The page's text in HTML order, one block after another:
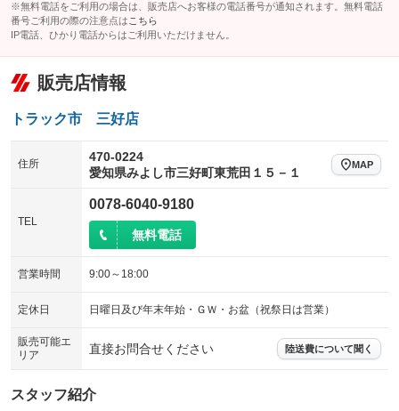
アーム式
：装備なし 後輪ダブル
：装備あり
三方開 ラッシングレール
サイドドア
：装備なし
レンタカーアップ
：装備なし 展示・試乗車
：装備なし
電動格納ミラー
：装備あり
ベンチシート
：装備なし フルフラットシート
電動格納サードシート
：装備なし
：装備なし
シートエアコン
：装備なし 全周囲カメラ
：装備なし
サイドカメラ
：装備なし
エアサスペンション
※無料電話をご利用の場合は、販売店へお客様の電話番号が通知されます。無料電話
番号ご利用の際の注意点は こちら
IP電話、ひかり電話からはご利用いただけません。
販売店情報
トラック市 三好店
住所
470-0224
愛知県みよし市三好町東荒田１５－１
MAP
TEL
0078-6040-9180
無料電話
営業時間 9:00～18:00
定休日 日曜日及び年末年始・ＧＷ・お盆（祝祭日は営業）
販売可能エ
リア
直接お問合せください 陸送費について聞く
スタッフ紹介